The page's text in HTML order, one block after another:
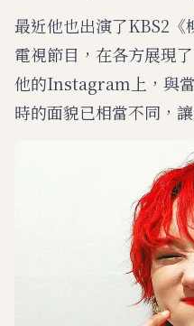
最近他也出演了KBS2《
電視節目，在各方展現
他的Instagram上，與
時的面貌已相當不同，